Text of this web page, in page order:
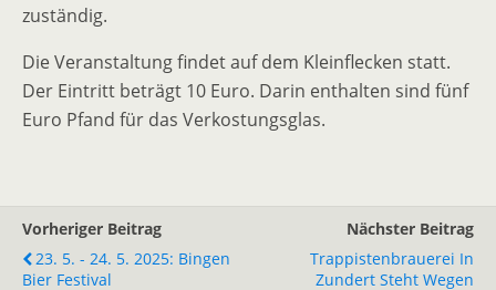
zuständig.
Die Veranstaltung findet auf dem Kleinflecken statt.
Der Eintritt beträgt 10 Euro. Darin enthalten sind fünf
Euro Pfand für das Verkostungsglas.
Vorheriger Beitrag
23. 5. - 24. 5. 2025: Bingen
Bier Festival
Nächster Beitrag
Trappistenbrauerei In
Zundert Steht Wegen